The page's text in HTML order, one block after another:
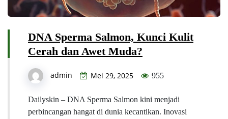
DNA Sperma Salmon, Kunci Kulit
Cerah dan Awet Muda?
admin Mei 29, 2025 955
Dailyskin – DNA Sperma Salmon kini menjadi
perbincangan hangat di dunia kecantikan. Inovasi